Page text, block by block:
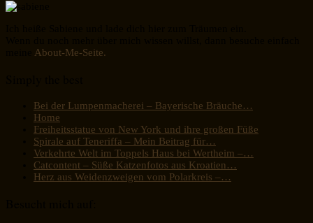
About-Me-Seite.
Bei der Lumpenmacherei – Bayerische Bräuche…
Home
Freiheitsstatue von New York und ihre großen Füße
Spirale auf Teneriffa – Mein Beitrag für…
Verkehrte Welt im Toppels Haus bei Wertheim –…
Catcontent – Süße Katzenfotos aus Kroatien…
Herz aus Weidenzweigen vom Polarkreis –…